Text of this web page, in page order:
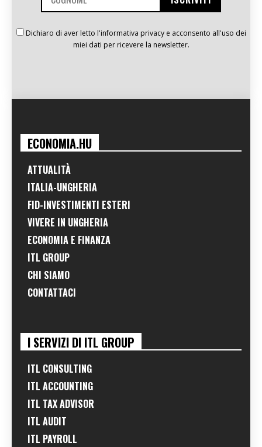
Dichiaro di aver letto l'informativa privacy e acconsento all'uso dei
miei dati per ricevere la newsletter.
ECONOMIA.HU
ATTUALITÀ
ITALIA-UNGHERIA
FID-INVESTIMENTI ESTERI
VIVERE IN UNGHERIA
ECONOMIA E FINANZA
ITL GROUP
CHI SIAMO
CONTATTACI
I SERVIZI DI ITL GROUP
ITL CONSULTING
ITL ACCOUNTING
ITL TAX ADVISOR
ITL AUDIT
ITL PAYROLL